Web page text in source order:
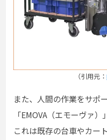
（引用元：
また、人間の作業をサポ
「EMOVA（エモーヴァ
これは既存の台車やカー